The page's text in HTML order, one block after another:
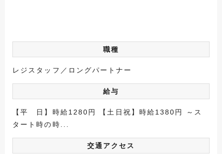
職種
レジスタッフ／ロングパートナー
給与
【平 日】時給1280円 【土日祝】時給1380円 ～ス
タート時の時...
交通アクセス